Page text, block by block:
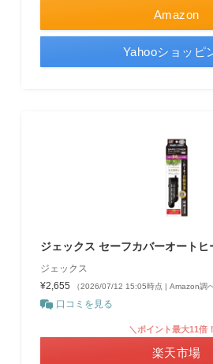
Amazon
Yahooショッピ
ジェックス セーフカバーオートヒ
ジェックス
¥2,655
（2026/07/12 15:05時点 | Amazon調べ
口コミを見る
＼ポイント最大11倍
楽天市場